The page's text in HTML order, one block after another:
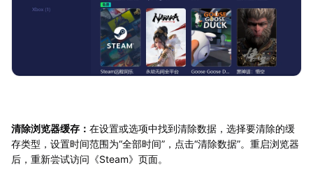
清除浏览器缓存： 在设置或选项中找到清除数据，选择要清除的缓
存类型，设置时间范围为“全部时间”，点击“清除数据”。重启浏览器
后，重新尝试访问《Steam》页面。